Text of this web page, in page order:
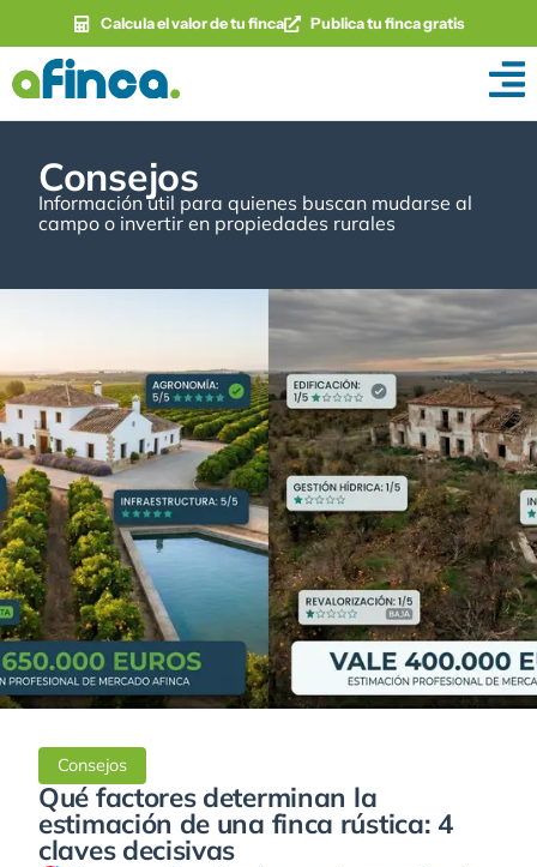
Calcula el valor de tu finca Publica tu finca gratis
Consejos
Información útil para quienes buscan mudarse al
campo o invertir en propiedades rurales
Consejos
Qué factores determinan la
estimación de una finca rústica: 4
claves decisivas